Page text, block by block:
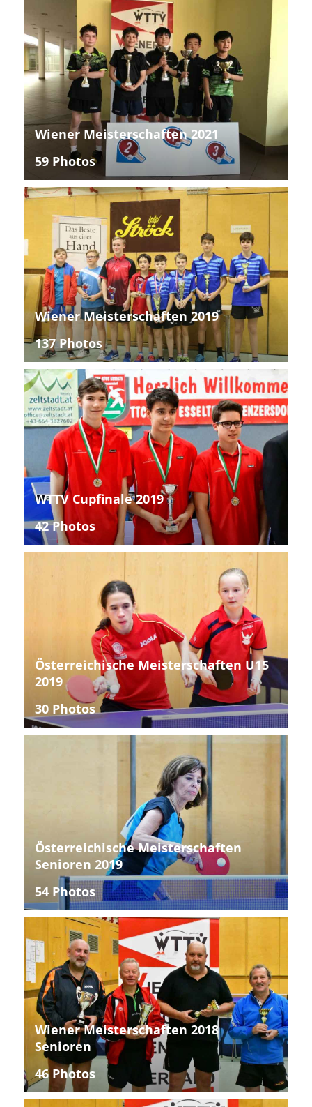
Wiener Meisterschaften 2021
59 Photos
Wiener Meisterschaften 2019
137 Photos
WTTV Cupfinale 2019
42 Photos
Österreichische Meisterschaften U15
2019
30 Photos
Österreichische Meisterschaften
Senioren 2019
54 Photos
Wiener Meisterschaften 2018
Senioren
46 Photos